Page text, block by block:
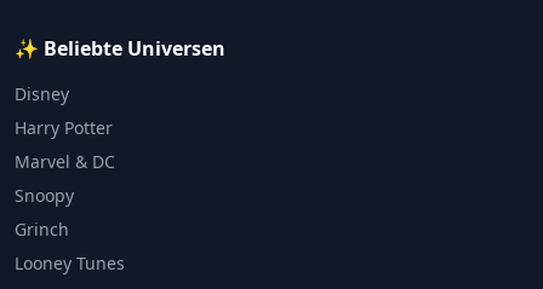
✨ Beliebte Universen
Disney
Harry Potter
Marvel & DC
Snoopy
Grinch
Looney Tunes